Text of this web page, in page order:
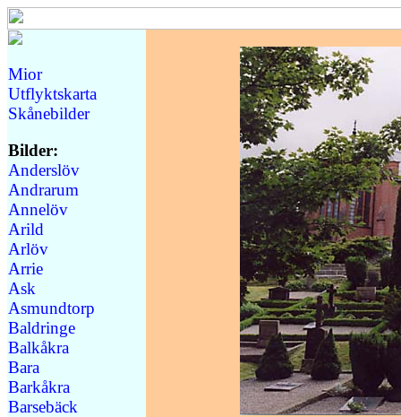
Mior
Utflyktskarta
Skånebilder
Bilder:
Anderslöv
Andrarum
Annelöv
Arild
Arlöv
Arrie
Ask
Asmundtorp
Baldringe
Balkåkra
Bara
Barkåkra
Barsebäck